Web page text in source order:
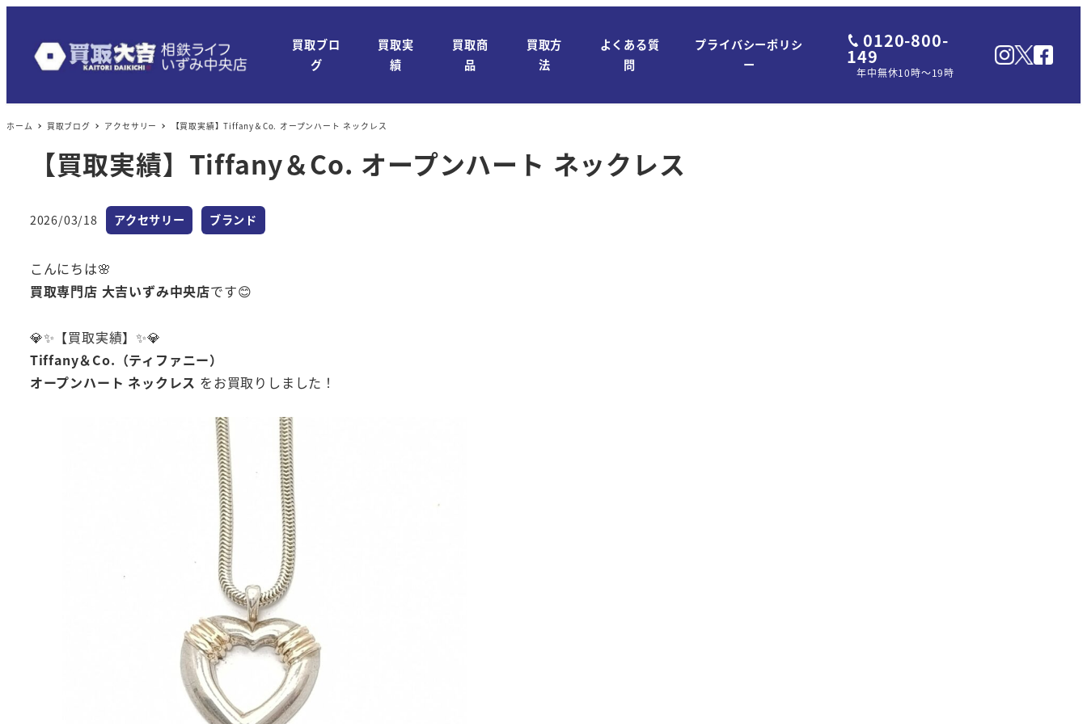
買取ブロ
グ
買取実
績
買取商
品
買取方
法
よくある質
問
プライバシーポリシ
ー
0120-800-
149
年中無休10時～19時
ホーム 買取ブログ アクセサリー 【買取実績】Tiffany＆Co. オープンハート ネックレス
【買取実績】Tiffany＆Co. オープンハート ネックレス
投稿日
2026/03/18 カテゴリー
アクセサリー カテゴリー
ブランド
こんにちは🌸
買取専門店 大吉いずみ中央店です😊
💎✨【買取実績】✨💎
Tiffany＆Co.（ティファニー）
オープンハート ネックレス をお買取りしました！